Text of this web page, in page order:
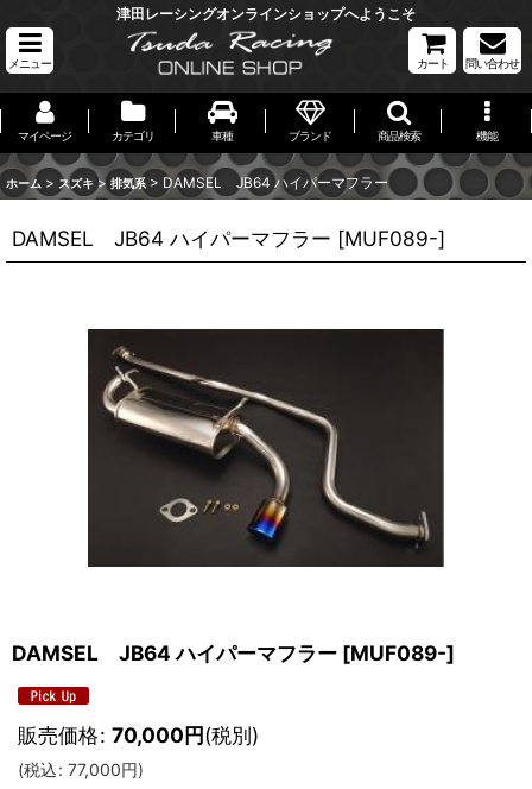
津田レーシングオンラインショップへようこそ
メニュー カート 問い合わせ
マイページ カテゴリ 車種 ブランド 商品検索 機能
ホーム > スズキ > 排気系 > DAMSEL JB64 ハイパーマフラー
DAMSEL JB64 ハイパーマフラー [MUF089-]
DAMSEL JB64 ハイパーマフラー [MUF089-]
販売価格: 70,000円(税別)
(税込: 77,000円)